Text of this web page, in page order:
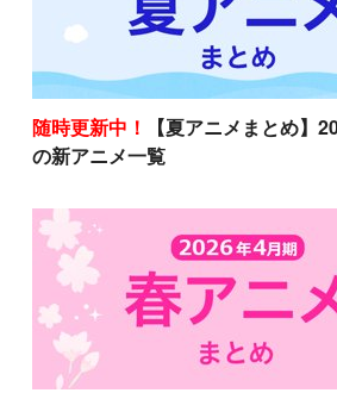
随時更新中！
【夏アニメまとめ】
の新アニメ一覧